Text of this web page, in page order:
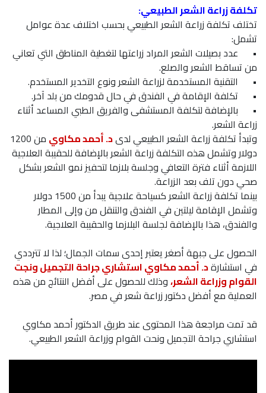
تكلفة زراعة الشعر الطبيعي:
تختلف تكلفة زراعة الشعر الطبيعي بحسب اختلاف عدة عوامل
تشمل:
•
عدد بصيلات الشعر المراد زراعتها لتغطية المناطق التي تعاني
من تساقط الشعر والصلع.
•
التقنية المستخدمة لزراعة الشعر ونوع التخدير المستخدم.
•
تكلفة الإقامة في الفندق في حال قدومك من بلد آخر.
•
بالإضافة لتكلفة المستشفى والفريق الطبي المساعد أثناء
زراعة الشعر.
وتبدأ تكلفة زراعة الشعر الطبيعي لدىد. أحمد مكاوي
من 1200
دولار وتشمل هذه التكلفة زراعة الشعر بالإضافة للحقيبة العلاجية
اللازمة أثناء فترة التعافي وجلسة بلازما لتحفيز نمو الشعر بشكل
صحي دون تلف بعد الزراعة.
بينما تكلفة زراعة الشعر كسياحة علاجية يبدأ من 1500 دولار
وتشمل الإقامة ليلتين في الفندق والتنقل من وإلى المطار
والفندق، هذا بالإضافة لجلسة البلازما والحقيبة العلاجية.
الحصول على جبهة أصغر يعتبر إحدى سمات الجمال؛ لذا لا تترددي
في استشارةد. أحمد مكاوي استشاري جراحة التجميل ونجت
القوام وزراعة الشعر،وذلك للحصول على أفضل النتائج من هذه
العملية مع أفضل دكتور زراعة شعر في مصر.
قد تمت مراجعة هذا المحتوى عند طريق الدكتور أحمد مكاوي
استشاري جراحة التجميل ونحت القوام وزراعة الشعر الطبيعي.